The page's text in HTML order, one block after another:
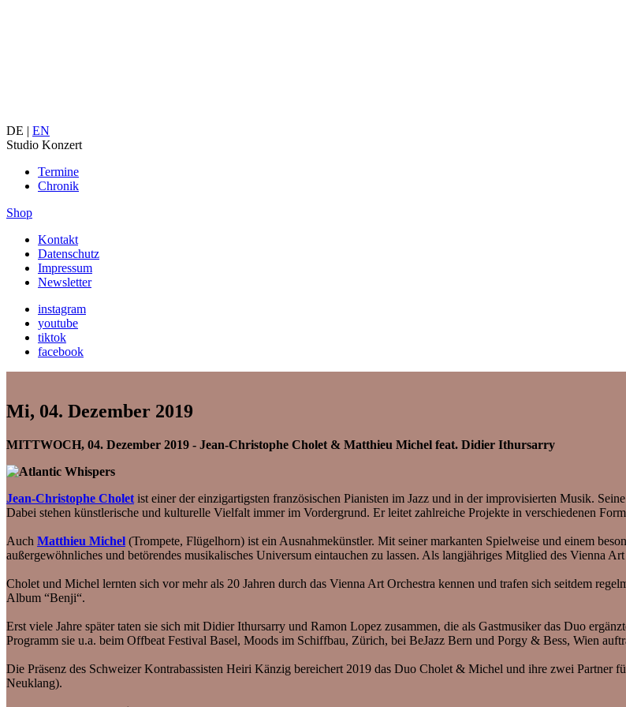
DE | EN
Studio Konzert
Termine
Chronik
Shop
Kontakt
Datenschutz
Impressum
Newsletter
instagram
youtube
tiktok
facebook
Mi, 04. Dezember 2019
MITTWOCH, 04. Dezember 2019 - Jean-Christophe Cholet & Matthieu Michel feat. Didier Ithursarry
Jean-Christophe Cholet ist einer der einzigartigsten französischen Pianisten im Jazz und in der improvisierten Musik.
Dabei stehen künstlerische und kulturelle Vielfalt immer im Vordergrund. Er leitet zahlreiche Projekte in verschiedenen
Auch Matthieu Michel (Trompete, Flügelhorn) ist ein Ausnahmekünstler. Mit seiner markanten Spielweise und einem
außergewöhnliches und betörendes musikalisches Universum eintauchen zu lassen. Als langjähriges Mitglied des Vienna
Cholet und Michel lernten sich vor mehr als 20 Jahren durch das Vienna Art Orchestra kennen und trafen sich seitdem
Album “Benji“.
Erst viele Jahre später taten sie sich mit Didier Ithursarry und Ramon Lopez zusammen, die als Gastmusiker das Duo
Programm sie u.a. beim Offbeat Festival Basel, Moods im Schiffbau, Zürich, bei BeJazz Bern und Porgy & Bess, Wien
Die Präsenz des Schweizer Kontrabassisten Heiri Känzig bereichert 2019 das Duo Cholet & Michel und ihre zwei Partner
Neuklang).